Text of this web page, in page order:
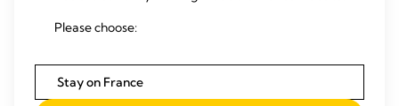
La sécurité et l’efficacité [sont] les deux
Please choose:
Stay on France